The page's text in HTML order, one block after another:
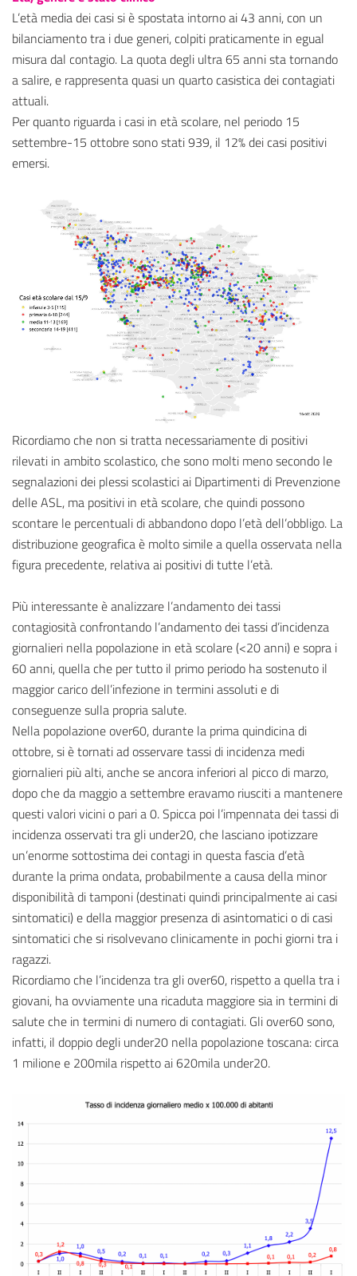
L’età media dei casi si è spostata intorno ai 43 anni, con un
bilanciamento tra i due generi, colpiti praticamente in egual
misura dal contagio. La quota degli ultra 65 anni sta tornando
a salire, e rappresenta quasi un quarto casistica dei contagiati
attuali.
Per quanto riguarda i casi in età scolare, nel periodo 15
settembre-15 ottobre sono stati 939, il 12% dei casi positivi
emersi.
Ricordiamo che non si tratta necessariamente di positivi
rilevati in ambito scolastico, che sono molti meno secondo le
segnalazioni dei plessi scolastici ai Dipartimenti di Prevenzione
delle ASL, ma positivi in età scolare, che quindi possono
scontare le percentuali di abbandono dopo l’età dell’obbligo. La
distribuzione geografica è molto simile a quella osservata nella
figura precedente, relativa ai positivi di tutte l’età.
Più interessante è analizzare l’andamento dei tassi
contagiosità confrontando l’andamento dei tassi d’incidenza
giornalieri nella popolazione in età scolare (<20 anni) e sopra i
60 anni, quella che per tutto il primo periodo ha sostenuto il
maggior carico dell’infezione in termini assoluti e di
conseguenze sulla propria salute.
Nella popolazione over60, durante la prima quindicina di
ottobre, si è tornati ad osservare tassi di incidenza medi
giornalieri più alti, anche se ancora inferiori al picco di marzo,
dopo che da maggio a settembre eravamo riusciti a mantenere
questi valori vicini o pari a 0. Spicca poi l’impennata dei tassi di
incidenza osservati tra gli under20, che lasciano ipotizzare
un’enorme sottostima dei contagi in questa fascia d’età
durante la prima ondata, probabilmente a causa della minor
disponibilità di tamponi (destinati quindi principalmente ai casi
sintomatici) e della maggior presenza di asintomatici o di casi
sintomatici che si risolvevano clinicamente in pochi giorni tra i
ragazzi.
Ricordiamo che l’incidenza tra gli over60, rispetto a quella tra i
giovani, ha ovviamente una ricaduta maggiore sia in termini di
salute che in termini di numero di contagiati. Gli over60 sono,
infatti, il doppio degli under20 nella popolazione toscana: circa
1 milione e 200mila rispetto ai 620mila under20.